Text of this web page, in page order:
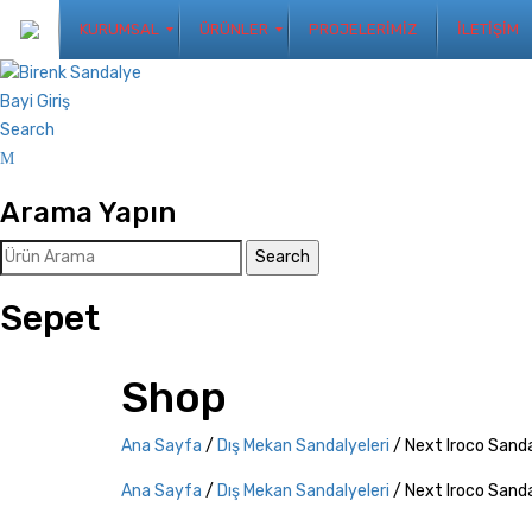
KURUMSAL ÜRÜNLER PROJELERİMİZ İLETİŞİM
Bayi Giriş
Search
Arama Yapın
Sepet
Shop
Ana Sayfa / Dış Mekan Sandalyeleri / Next Iroco
Ana Sayfa / Dış Mekan Sandalyeleri / Next Iroco